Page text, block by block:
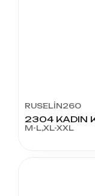
RUSELİN260
2304 KADIN
M-L,XL-XXL